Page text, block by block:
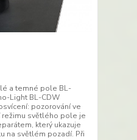
a temné pole BL-
Light BL-CDW
pozorování ve
světlého pole je
který ukazuje
na světlém pozadí. Při